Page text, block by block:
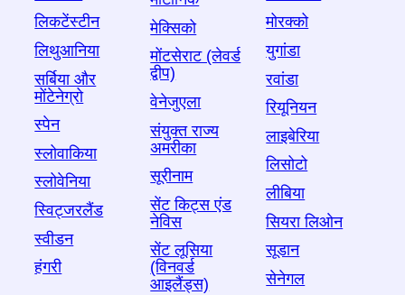
लिकटेंस्टीन
लिथुआनिया
सर्बिया और
मोंटेनेग्रो
स्पेन
स्लोवाकिया
स्लोवेनिया
स्विट्जरलैंड
स्वीडन
हंगरी
मेक्सिको
मोंटसेराट (लेवर्ड
द्वीप)
वेनेजुएला
संयुक्त राज्य
अमरीका
सूरीनाम
सेंट किट्स एंड
नेविस
सेंट लूसिया
(विनवर्ड
आइलैंड्स)
मोरक्को
युगांडा
रवांडा
रियूनियन
लाइबेरिया
लिसोटो
लीबिया
सियरा लिओन
सूडान
सेनेगल